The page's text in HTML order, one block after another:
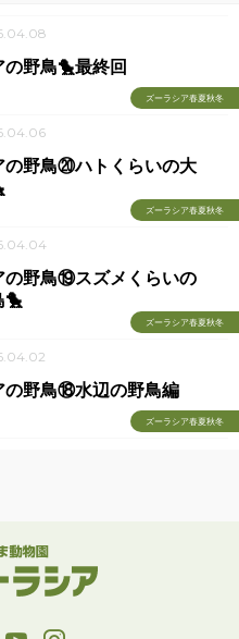
ズーラシア春夏秋冬
野鳥🐤最終回
ズーラシア春夏秋冬
の野鳥⑳ハトくらいの大
ズーラシア春夏秋冬
の野鳥⑲スズメくらいの
🐤
ズーラシア春夏秋冬
の野鳥⑱水辺の野鳥編